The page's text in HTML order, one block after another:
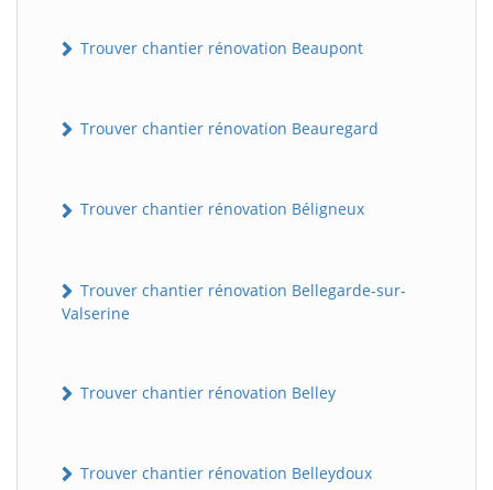
Trouver chantier rénovation Beaupont
Trouver chantier rénovation Beauregard
Trouver chantier rénovation Béligneux
Trouver chantier rénovation Bellegarde-sur-
Valserine
Trouver chantier rénovation Belley
Trouver chantier rénovation Belleydoux